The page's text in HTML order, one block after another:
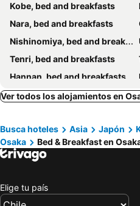
Kobe, bed and breakfasts
Nara, bed and breakfasts
Nishinomiya, bed and breakfasts
Tenri, bed and breakfasts
Hannan, bed and breakfasts
Hashimoto, bed and breakfasts
Ikoma, bed and breakfasts
Suita, bed and breakfasts
Ikeda, bed and breakfasts
Kadoma, bed and breakfasts
Higashiosaka, bed and breakfasts
Ver todos los alojamientos en
Busca hoteles Asia Japón
Osaka
Bed & Breakfast en
Elige tu país